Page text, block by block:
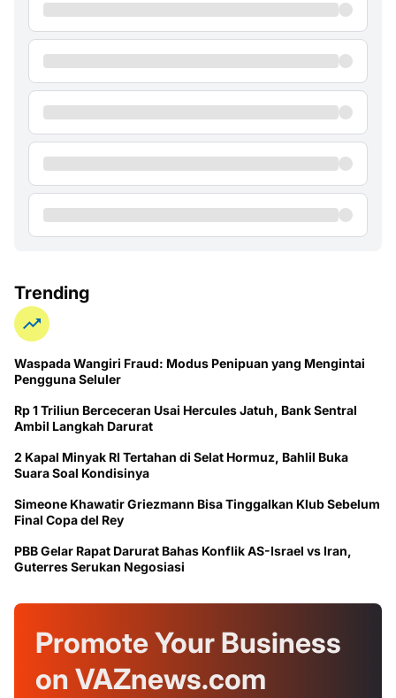
Trending
Waspada Wangiri Fraud: Modus Penipuan yang Mengintai
Pengguna Seluler
Rp 1 Triliun Berceceran Usai Hercules Jatuh, Bank Sentral
Ambil Langkah Darurat
2 Kapal Minyak RI Tertahan di Selat Hormuz, Bahlil Buka
Suara Soal Kondisinya
Simeone Khawatir Griezmann Bisa Tinggalkan Klub Sebelum
Final Copa del Rey
PBB Gelar Rapat Darurat Bahas Konflik AS-Israel vs Iran,
Guterres Serukan Negosiasi
Promote Your Business
on VAZnews.com